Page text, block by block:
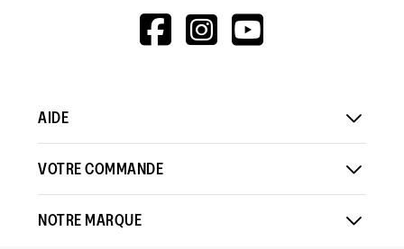
HTTPS://
HTTPS://
AIDE
VOTRE COMMANDE
NOTRE MARQUE